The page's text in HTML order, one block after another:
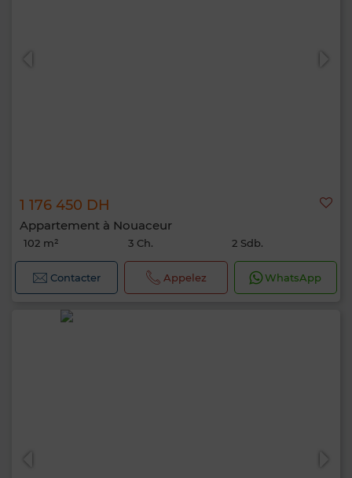
1 176 450 DH
Appartement à Nouaceur
102 m² 3 Ch. 2 Sdb.
Contacter Appelez WhatsApp